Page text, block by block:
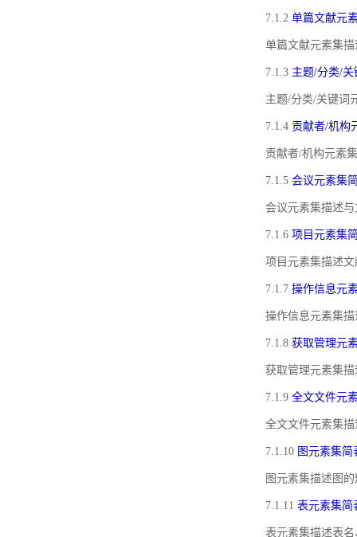
7.1.2 单篇文献元
单篇文献元素集
7.1.3 主题/分类/
主题/分类/关键词
7.1.4 贡献者/机构
贡献者/机构元素
7.1.5 会议元素集
会议元素集描述
7.1.6 项目元素集
项目元素集描述
7.1.7 操作信息元
操作信息元素集
7.1.8 获取管理元
获取管理元素集
7.1.9 全文文件元
全文文件元素集
7.1.10 图元素集简
图元素集描述图
7.1.11 表元素集简
表元素集描述表